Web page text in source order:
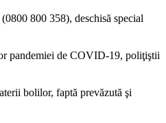
800 358), deschisă special
pandemiei de COVID-19, poliţiştii
bolilor, faptă prevăzută şi